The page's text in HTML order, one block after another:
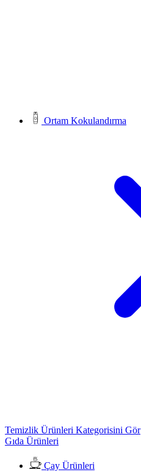
Ortam Kokulandırma
Temizlik Ürünleri Kategorisini Gör
Gıda Ürünleri
Çay Ürünleri